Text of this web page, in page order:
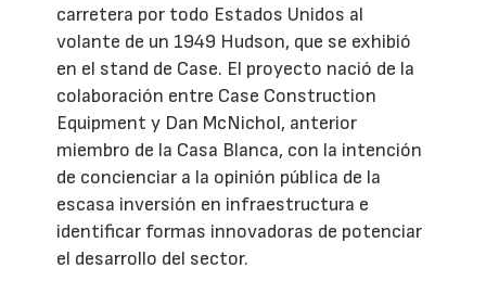
carretera por todo Estados Unidos al
volante de un 1949 Hudson, que se exhibió
en el stand de Case. El proyecto nació de la
colaboración entre Case Construction
Equipment y Dan McNichol, anterior
miembro de la Casa Blanca, con la intención
de concienciar a la opinión pública de la
escasa inversión en infraestructura e
identificar formas innovadoras de potenciar
el desarrollo del sector.